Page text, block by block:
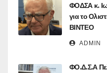
ΦΟΔΣΑ κ.
για το
ΒΙΝΤΕΟ
ADMIN
ΦΟ.Δ.Σ.Α